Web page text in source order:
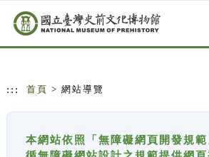
跳到主要內容
網站導覽
::: 首頁 > 網站導覽
本網站依照「無障礙網頁開發規